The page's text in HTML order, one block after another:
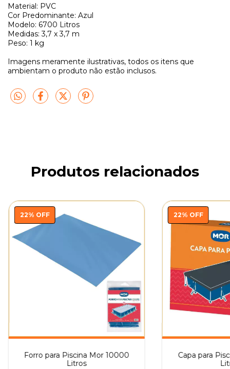
Material: PVC
Cor Predominante: Azul
Modelo: 6700 Litros
Medidas: 3,7 x 3,7 m
Peso: 1 kg
Imagens meramente ilustrativas, todos os itens que
ambientam o produto não estão inclusos.
Produtos relacionados
22% OFF
Forro para Piscina Mor 10000
Litros
22% OFF
Capa para